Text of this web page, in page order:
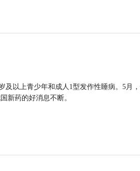
及以上青少年和成人1型发作性睡病。5月
新药的好消息不断。